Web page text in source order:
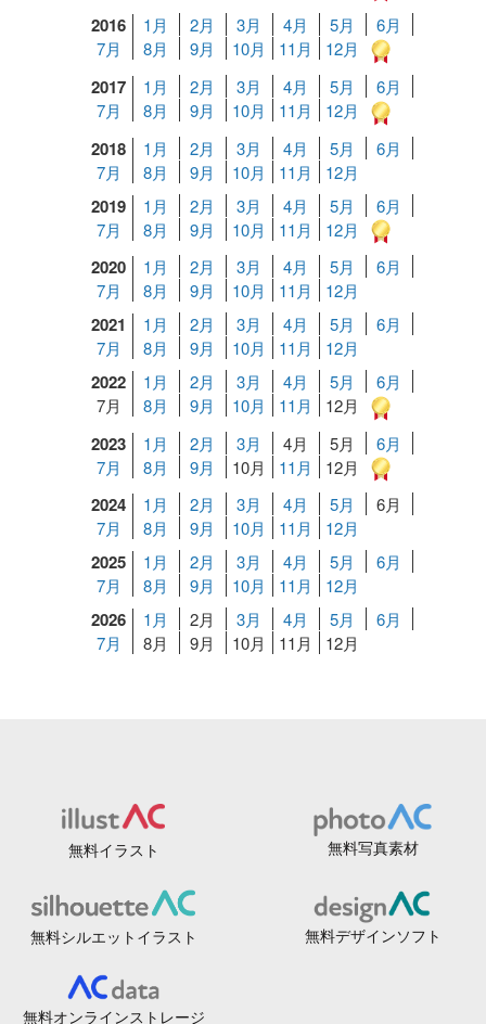
2016 1月 2月 3月 4月 5月
6月
7月
8月 9月 10月 11月 12月
2017 1月 2月 3月 4月 5月
6月
7月
8月 9月 10月 11月 12月
2018 1月 2月 3月 4月 5月
6月
7月
8月 9月 10月 11月 12月
2019 1月 2月 3月 4月 5月
6月
7月
8月 9月 10月 11月 12月
2020 1月 2月 3月 4月 5月
6月
7月
8月 9月 10月 11月 12月
2021 1月 2月 3月 4月 5月
6月
7月
8月 9月 10月 11月 12月
2022 1月 2月 3月 4月 5月
6月
7月
8月 9月 10月 11月 12月
2023 1月 2月 3月 4月 5月
6月
7月
8月 9月 10月 11月 12月
2024 1月 2月 3月 4月 5月
6月
7月
8月 9月 10月 11月 12月
2025 1月 2月 3月 4月 5月
6月
7月
8月 9月 10月 11月 12月
2026 1月 2月 3月 4月 5月
6月
7月
8月 9月 10月 11月 12月
無料イラスト 無料写真素材
無料シルエットイラスト 無料デザインソフト
無料オンラインストレージ